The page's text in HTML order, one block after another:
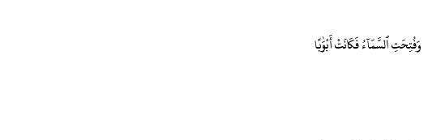
وَفُتِحَتِ ٱلسَّمَآءُ فَكَانَتْ أَبْوَٰبًا